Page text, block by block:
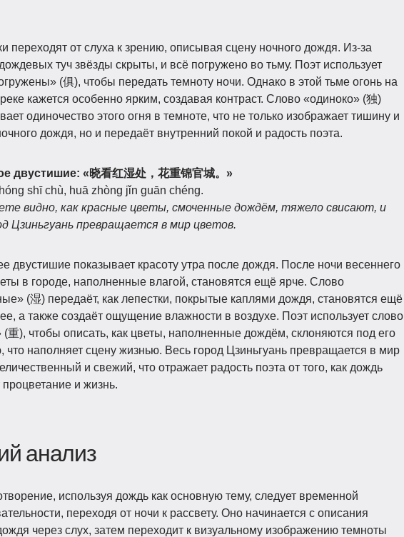
переходят от слуха к зрению, описывая сцену ночного дождя. Из-за
туч звёзды скрыты, и всё погружено во тьму. Поэт использует
(俱), чтобы передать темноту ночи. Однако в этой тьме огонь на
кажется особенно ярким, создавая контраст. Слово «одиноко» (独)
одиночество этого огня в темноте, что не только изображает тишину и
дождя, но и передаёт внутренний покой и радость поэта.
двустишие: «晓看红湿处，花重锦官城。»
shī chù, huā zhòng jǐn guān chéng.
видно, как красные цветы, смоченные дождём, тяжело свисают, и
Цзиньгуань превращается в мир цветов.
двустишие показывает красоту утра после дождя. После ночи весеннего
в городе, наполненные влагой, становятся ещё ярче. Слово
(湿) передаёт, как лепестки, покрытые каплями дождя, становятся ещё
а также создаёт ощущение влажности в воздухе. Поэт использует слово
(重), чтобы описать, как цветы, наполненные дождём, склоняются под его
что наполняет сцену жизнью. Весь город Цзиньгуань превращается в мир
и свежий, что отражает радость поэта от того, как дождь
процветание и жизнь.
анализ
используя дождь как основную тему, следует временной
переходя от ночи к рассвету. Оно начинается с описания
через слух, затем переходит к визуальному изображению темноты